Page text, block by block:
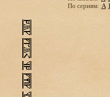
По сериям: А